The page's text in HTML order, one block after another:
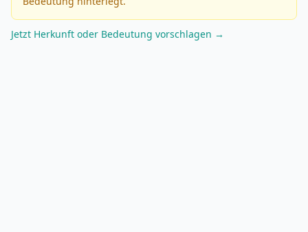
Jetzt Herkunft oder Bedeutung vorschlagen →